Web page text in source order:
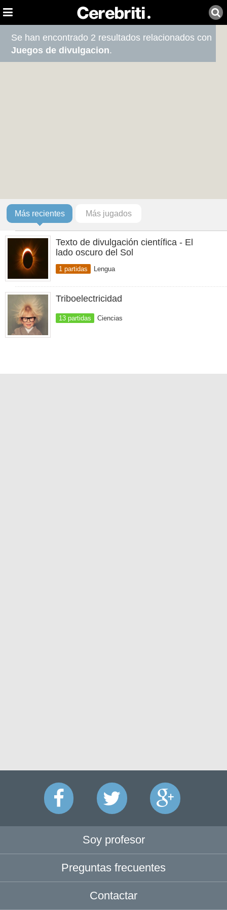
Se han encontrado 2 resultados relacionados con
Juegos de divulgacion.
Más recientes Más jugados
Texto de divulgación científica - El
lado oscuro del Sol
1 partidas Lengua
Triboelectricidad
13 partidas Ciencias
Soy profesor
Preguntas frecuentes
Contactar